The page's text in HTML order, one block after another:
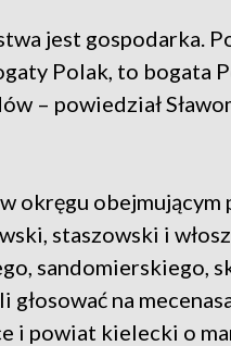
jest gospodarka.
Polak, to bogata
– powiedział
okręgu
staszowski i
sandomierskiego,
na
i powiat kielecki o